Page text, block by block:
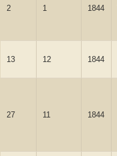
2 1 1844
13 12 1844
27 11 1844